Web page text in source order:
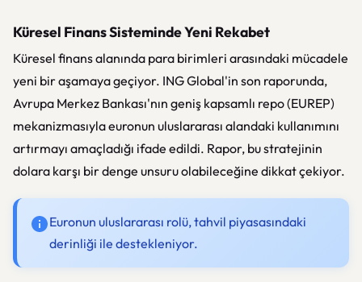
Küresel Finans Sisteminde Yeni Rekabet
Küresel finans alanında para birimleri arasındaki mücadele
yeni bir aşamaya geçiyor. ING Global'in son raporunda,
Avrupa Merkez Bankası'nın geniş kapsamlı repo (EUREP)
mekanizmasıyla euronun uluslararası alandaki kullanımını
artırmayı amaçladığı ifade edildi. Rapor, bu stratejinin
dolara karşı bir denge unsuru olabileceğine dikkat çekiyor.
Euronun uluslararası rolü, tahvil piyasasındaki
derinliği ile destekleniyor.